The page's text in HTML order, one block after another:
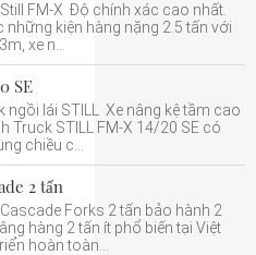
FM-X Độ chính xác cao nhất.
những kiện hàng nặng 2.5 tấn với
xe n...
SE
ngồi lái STILL Xe nâng kệ tầm cao
Truck STILL FM-X 14/20 SE có
chiều c...
2 tấn
Forks 2 tấn bảo hành 2
hàng 2 tấn ít phổ biến tại Việt
hoàn toàn...